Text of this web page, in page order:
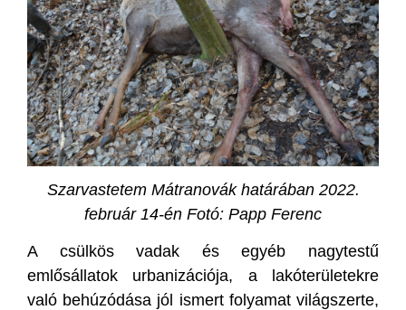
Szarvastetem Mátranovák határában 2022.
február 14-én Fotó: Papp Ferenc
A csülkös vadak és egyéb nagytestű
emlősállatok urbanizációja, a lakóterületekre
való behúzódása jól ismert folyamat világszerte,